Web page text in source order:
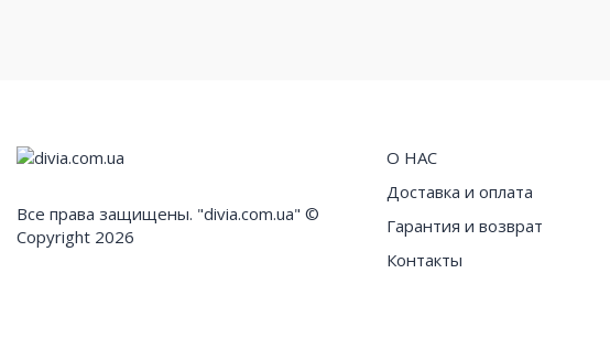
Все права защищены. "divia.com.ua" ©
Copyright 2026
О НАС
Доставка и оплата
Гарантия и возврат
Контакты